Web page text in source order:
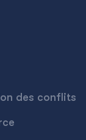
des conflits